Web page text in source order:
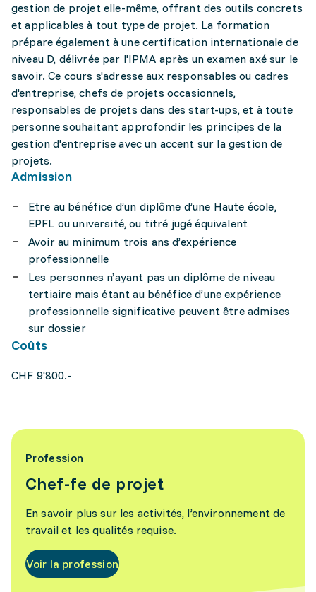
gestion de projet elle-même, offrant des outils concrets
et applicables à tout type de projet. La formation
prépare également à une certification internationale de
niveau D, délivrée par l'IPMA après un examen axé sur le
savoir. Ce cours s'adresse aux responsables ou cadres
d'entreprise, chefs de projets occasionnels,
responsables de projets dans des start-ups, et à toute
personne souhaitant approfondir les principes de la
gestion d'entreprise avec un accent sur la gestion de
projets.
Admission
Etre au bénéfice d’un diplôme d’une Haute école,
EPFL ou université, ou titré jugé équivalent
Avoir au minimum trois ans d’expérience
professionnelle
Les personnes n’ayant pas un diplôme de niveau
tertiaire mais étant au bénéfice d’une expérience
professionnelle significative peuvent être admises
sur dossier
Coûts
CHF 9'800.-
Profession
Chef-fe de projet
En savoir plus sur les activités, l’environnement de
travail et les qualités requise.
Voir la profession